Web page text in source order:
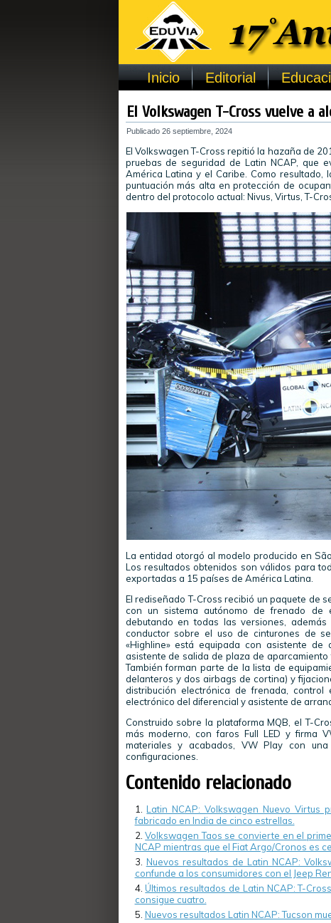
Inicio Editorial
El Volkswagen T-Cross vuelve a
Publicado 26 septiembre, 2024
El Volkswagen T-Cross repitió la hazaña de
pruebas de seguridad de Latin NCAP, que
América Latina y el Caribe. Como
puntuación más alta en protección de
dentro del protocolo actual: Nivus, Virtus, T-
La entidad otorgó al modelo producido en
Los resultados obtenidos son válidos para
exportadas a 15 países de América Latina.
El rediseñado T-Cross recibió un paquete de
con un sistema autónomo de frenado de
debutando en todas las versiones,
conductor sobre el uso de cinturones de
«Highline» está equipada con asistente
asistente de salida de plaza de
También forman parte de la lista de
delanteros y dos airbags de cortina) y
distribución electrónica de frenada,
electrónico del diferencial y asistente de
Construido sobre la plataforma MQB, el T-
más moderno, con faros Full LED y firma
materiales y acabados, VW Play con
configuraciones.
Contenido relacionado
Latin NCAP: Volkswagen Nuevo Virtus
fabricado en India de cinco estrellas.
Volkswagen Taos se convierte en el
NCAP mientras que el Fiat Argo/Cronos es
Nuevos resultados de Latin NCAP:
confunde a los consumidores con el Jeep
Últimos resultados de Latin NCAP: T-
consigue cuatro.
Nuevos resultados Latin NCAP: Tucson